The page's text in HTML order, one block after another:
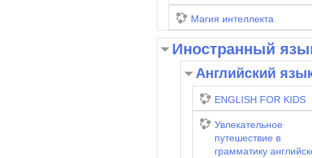
Магия интеллекта
Иностранный
Английский
ENGLISH FOR KIDS
Увлекательное
путешествие в
грамматику